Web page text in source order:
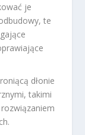
je
te
dłonie
takimi